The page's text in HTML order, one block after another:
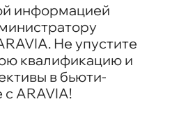
информацией
Не упустите
квалификацию и
в бьюти-
ARAVIA!